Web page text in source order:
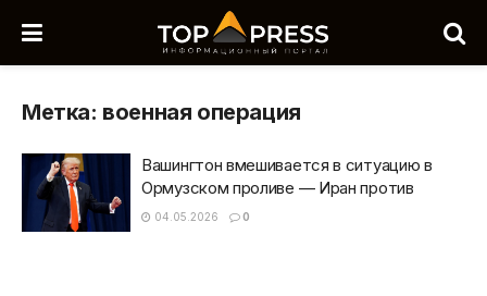
Метка: военная операция
Вашингтон вмешивается в ситуацию в
Ормузском проливе — Иран против
04.05.2026 0